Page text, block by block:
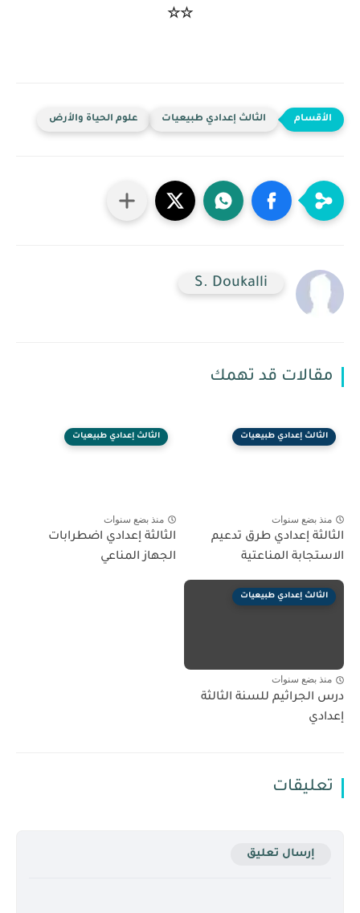
الثالث إعدادي طبيعيات علوم الحياة والأرض
S. Doukalli
قد تهمك
إعدادي طبيعيات
بضع سنوات
إعدادي طرق تدعيم
المناعتية
الثالث إعدادي طبيعيات
منذ بضع سنوات
الثالثة إعدادي اضطرابات
الجهاز المناعي
إعدادي طبيعيات
بضع سنوات
للسنة الثالثة
إرسال تعليق